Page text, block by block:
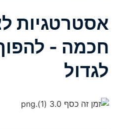
אסטרטגיות
חכמה -
לגדול